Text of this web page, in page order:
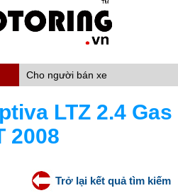
Cho người bán xe
LTZ 2.4 Gas
2008
Trở lại kết quả tìm kiếm